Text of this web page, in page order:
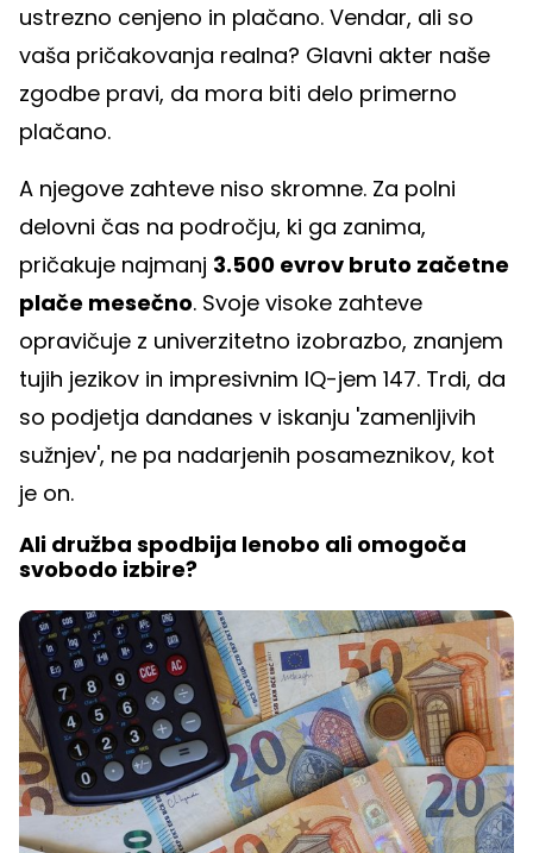
ustrezno cenjeno in plačano. Vendar, ali so
vaša pričakovanja realna? Glavni akter naše
zgodbe pravi, da mora biti delo primerno
plačano.
A njegove zahteve niso skromne. Za polni
delovni čas na področju, ki ga zanima,
pričakuje najmanj 3.500 evrov bruto začetne
plače mesečno. Svoje visoke zahteve
opravičuje z univerzitetno izobrazbo, znanjem
tujih jezikov in impresivnim IQ-jem 147. Trdi, da
so podjetja dandanes v iskanju 'zamenljivih
sužnjev', ne pa nadarjenih posameznikov, kot
je on.
Ali družba spodbija lenobo ali omogoča
svobodo izbire?